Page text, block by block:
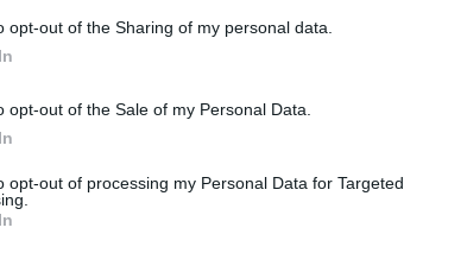
opt-out of the Sharing of my personal data.
opt-out of the Sale of my Personal Data.
opt-out of processing my Personal Data for Targeted
ΔΙΑΦΗΜΙΣΗ